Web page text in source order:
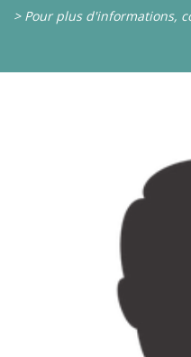
> Pour plus d'informations,